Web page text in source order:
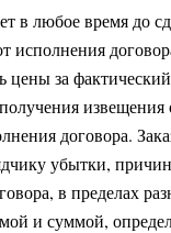
в любое время до
исполнения
цены за
извещения
договора.
убытки,
в пределах
и суммой,